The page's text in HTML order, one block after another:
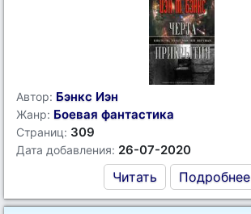
Автор: Бэнкс Иэн
Жанр: Боевая фантастика
Страниц: 309
Дата добавления: 26-07-2020
Читать Подробнее